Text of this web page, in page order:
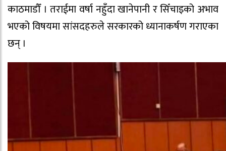
काठमाडौँ । तराईमा वर्षा नहुँदा खानेपानी र सिँचाइको अभाव
भएको विषयमा सांसदहरुले सरकारको ध्यानाकर्षण गराएका
छन् ।